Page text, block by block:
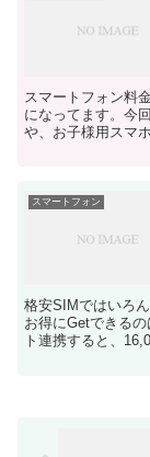
スマートフォン料
になってます。今
や、お子様用スマ
スマートフォン
格安SIMではいろ
お得にGetできる
ト連携すると、